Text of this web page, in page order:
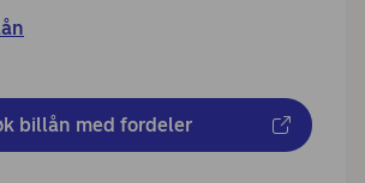
billån med fordeler